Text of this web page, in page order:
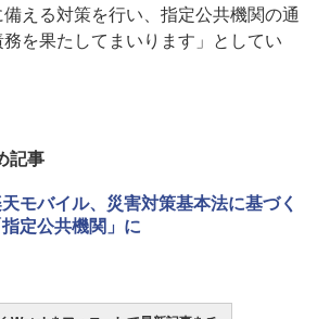
える対策を行い、指定公共機関の通
を果たしてまいります」としてい
記事
モバイル、災害対策基本法に基づく
指定公共機関」に